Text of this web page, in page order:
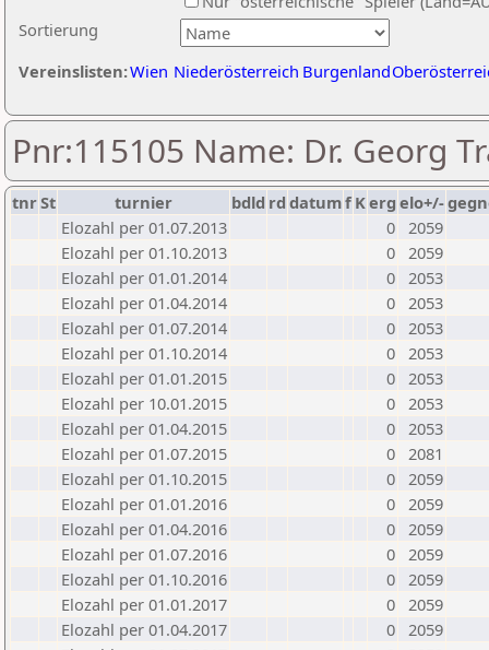
Sortierung
Vereinslisten:Wien Niederösterreich Burgenland
Pnr:115105 Name: Dr. Georg
tnrSt turnier bdld rd datumf Kerg elo+/-
Elozahl per 01.07.2013
0 2059
Elozahl per 01.10.2013
0 2059
Elozahl per 01.01.2014
0 2053
Elozahl per 01.04.2014
0 2053
Elozahl per 01.07.2014
0 2053
Elozahl per 01.10.2014
0 2053
Elozahl per 01.01.2015
0 2053
Elozahl per 10.01.2015
0 2053
Elozahl per 01.04.2015
0 2053
Elozahl per 01.07.2015
0 2081
Elozahl per 01.10.2015
0 2059
Elozahl per 01.01.2016
0 2059
Elozahl per 01.04.2016
0 2059
Elozahl per 01.07.2016
0 2059
Elozahl per 01.10.2016
0 2059
Elozahl per 01.01.2017
0 2059
Elozahl per 01.04.2017
0 2059